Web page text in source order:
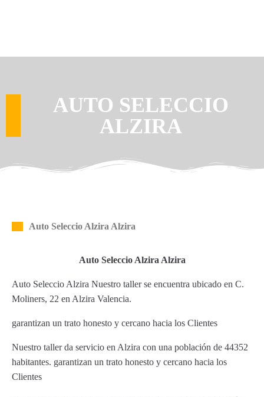
AUTO SELECCIO
ALZIRA
Auto Seleccio Alzira Alzira
Auto Seleccio Alzira Alzira
Auto Seleccio Alzira Nuestro taller se encuentra ubicado en C.
Moliners, 22 en Alzira Valencia.
garantizan un trato honesto y cercano hacia los Clientes
Nuestro taller da servicio en Alzira con una población de 44352
habitantes. garantizan un trato honesto y cercano hacia los
Clientes